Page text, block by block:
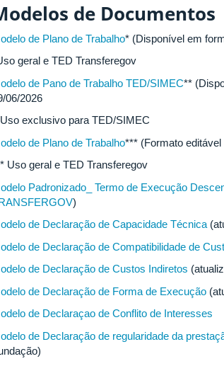
de Documentos
de Plano de Trabalho* (Disponível em
geral e TED Transferegov
de Pano de Trabalho TED/SIMEC**
06/2026
exclusivo para TED/SIMEC
de Plano de Trabalho*** (Formato
Uso geral e TED Transferegov
Padronizado_ Termo de Execução
)
de Declaração de Capacidade Técnica
de Declaração de Compatibilidade de
de Declaração de Custos Indiretos
de Declaração de Forma de Execução
de Declaraçao de Conflito de Interesses
de Declaração de regularidade da